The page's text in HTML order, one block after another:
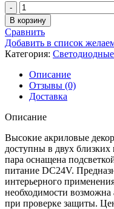
Количество
товара
Акриловая
фигура
JC-
NMT14,
размеры
35×28×92
/
35×32×90
см,
DC24V
(комплект
—
пара)
В корзину
Сравнить
Добавить в список
Категория:
Описание
Отзывы (0)
Доставка
Описание
Высокие акриловые
доступны в двух
пара оснащена
питание DC24V.
интерьерного
необходимости возможна
при проверке защиты.